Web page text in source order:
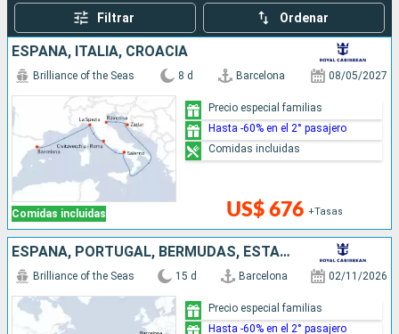
Filtrar Ordenar
ESPAÑA, ITALIA, CROACIA
Comidas incluidas
Brilliance of the Seas 8 d Barcelona 08/05/2027
US$ 676 +Tasas
Precio especial familias
Hasta -60% en el 2° pasajero
Comidas incluidas
ESPAÑA, PORTUGAL, BERMUDAS, ESTADOS UNIDOS
Brilliance of the Seas 15 d Barcelona 02/11/2026
Precio especial familias
Hasta -60% en el 2° pasajero